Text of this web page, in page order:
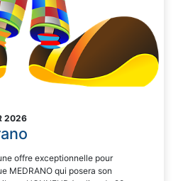
2026
offre exceptionnelle pour
MEDRANO qui posera son